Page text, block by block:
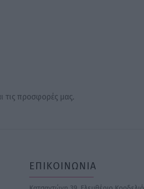
τις προσφορές μας.
ΕΠΙΚΟΙΝΩΝΙΑ